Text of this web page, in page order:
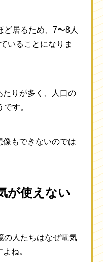
居るため、7〜8人
いることになりま
たりが多く、人口の
す。
像もできないのでは
が使えない
の人たちはなぜ電気
ね。